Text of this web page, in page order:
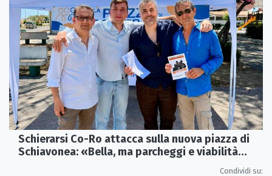
Schierarsi Co-Ro attacca sulla nuova piazza di
Schiavonea: «Bella, ma parcheggi e viabilità
Condividi su: